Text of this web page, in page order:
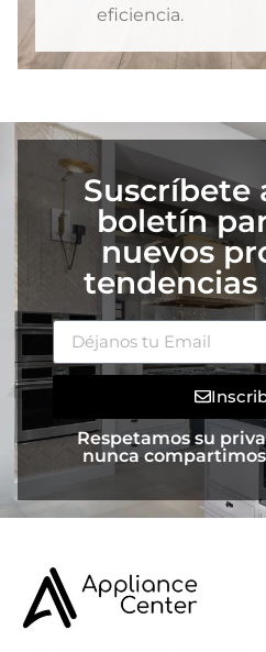
eficiencia.
Suscríbete
boletín
nuevos
tendencias
Respetamos su
nunca